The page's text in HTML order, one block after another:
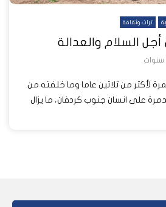
تراث وثقافة
السلام والعدالة
لأكثر من ثلاثين عاما وما خلفته من
على انسان جنوب كردفان، ما يزال